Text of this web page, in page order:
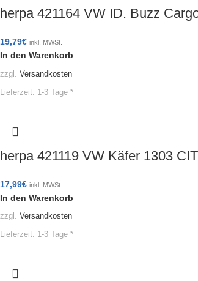
herpa 421164 VW ID. Buzz
19,79€ inkl. MWSt.
In den Warenkorb
zzgl. Versandkosten
Lieferzeit: 1-3 Tage *
herpa 421119 VW Käfer 1303
17,99€ inkl. MWSt.
In den Warenkorb
zzgl. Versandkosten
Lieferzeit: 1-3 Tage *